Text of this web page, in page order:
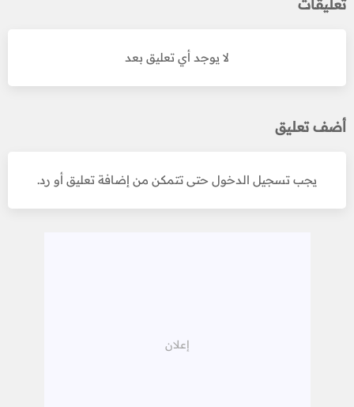
تعليقات
لا يوجد أي تعليق بعد
أضف تعليق
يجب تسجيل الدخول حتى تتمكن من إضافة تعليق أو رد.